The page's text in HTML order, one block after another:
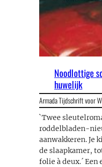
Noodlottige
huwelijk
Armada Tijdschrift voor
`Twee
roddelbladen-
aanwakkeren. Je
de slaapkamer,
folie à deux.´ Een